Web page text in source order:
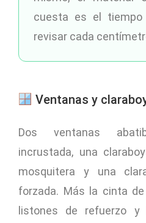
cuesta es el
revisar cada
Ventanas y
Dos ventanas
incrustada, una
mosquitera y una
forzada. Más la cinta
listones de refuerzo y